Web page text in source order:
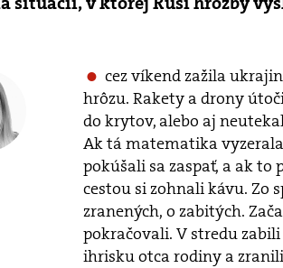
cez víkend zažila
hrôzu. Rakety a drony
do krytov, alebo aj
Ak tá matematika
pokúšali sa zaspať, a ak to
cestou si zohnali kávu. Zo
zranených, o zabitých.
pokračovali. V stredu
ihrisku otca rodiny a